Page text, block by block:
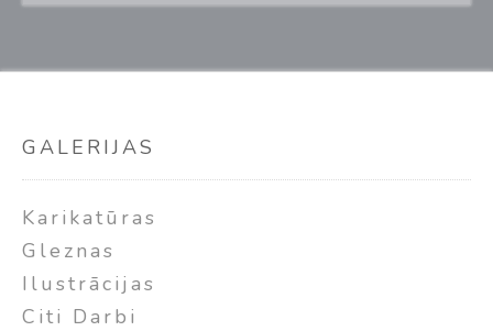
GALERIJAS
Karikatūras
Gleznas
Ilustrācijas
Citi Darbi